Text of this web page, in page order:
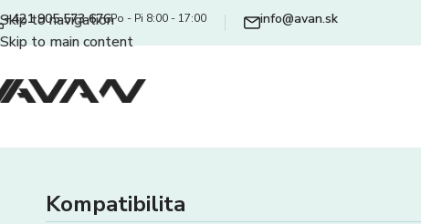
Skip to navigation
Skip to main content
+421 905 573 676Po - Pi 8:00 - 17:00 info@avan.sk
Kompatibilita